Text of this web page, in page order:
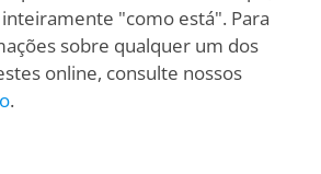
"como está". Para
sobre qualquer um dos
online, consulte nossos
.